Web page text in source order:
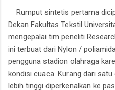
Rumput sintetis pertama
Dekan Fakultas Tekstil
mengepalai tim peneliti
ini terbuat dari Nylon /
pengguna stadion olahraga
kondisi cuaca. Kurang dari
lebih tinggi diperkenalkan ke